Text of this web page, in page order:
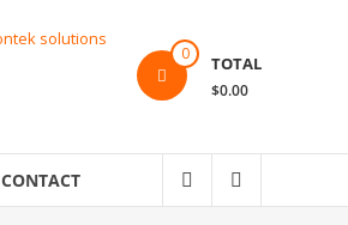
0 TOTAL
$0.00
CONTACT